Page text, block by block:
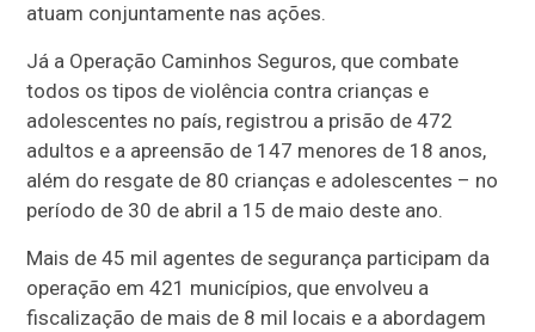
atuam conjuntamente nas ações.
Já a Operação Caminhos Seguros, que combate
todos os tipos de violência contra crianças e
adolescentes no país, registrou a prisão de 472
adultos e a apreensão de 147 menores de 18 anos,
além do resgate de 80 crianças e adolescentes – no
período de 30 de abril a 15 de maio deste ano.
Mais de 45 mil agentes de segurança participam da
operação em 421 municípios, que envolveu a
fiscalização de mais de 8 mil locais e a abordagem